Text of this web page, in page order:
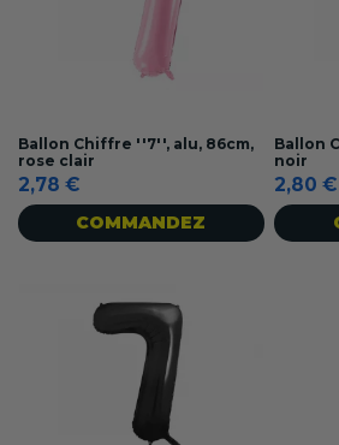
Ballon Chiffre ''7'', alu, 86cm,
rose clair
2,78 €
COMMANDEZ
Ballon
noir
2,80 €